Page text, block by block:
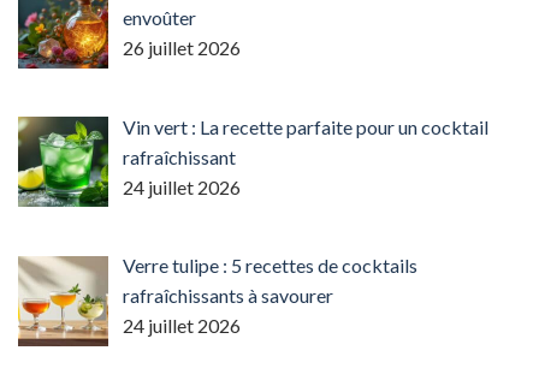
envoûter
26 juillet 2026
Vin vert : La recette parfaite pour un cocktail
rafraîchissant
24 juillet 2026
Verre tulipe : 5 recettes de cocktails
rafraîchissants à savourer
24 juillet 2026